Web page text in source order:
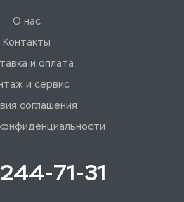
О нас
Контакты
и оплата
и сервис
соглашения
244-71-31